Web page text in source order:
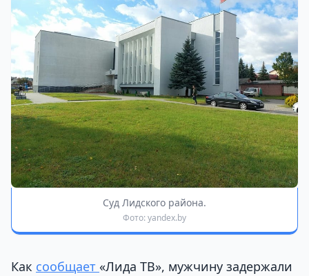
Суд Лидского района.
Фото: yandex.by
Как сообщает «Лида ТВ», мужчину задержали